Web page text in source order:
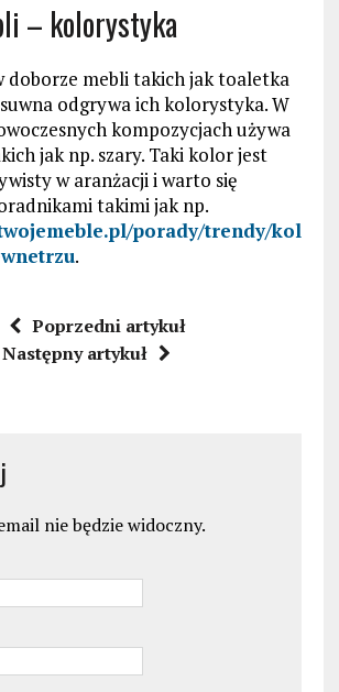
– kolorystyka
doborze mebli takich jak toaletka
odgrywa ich kolorystyka. W
kompozycjach używa
jak np. szary. Taki kolor jest
w aranżacji i warto się
takimi jak np.
porady/trendy/kol
.
Poprzedni artykuł
Następny artykuł
nie będzie widoczny.